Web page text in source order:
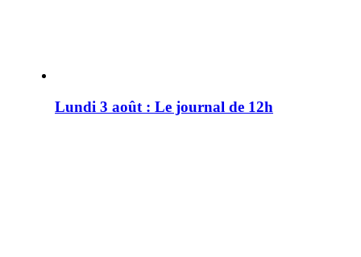
Lundi 3 août : Le journal de 12h